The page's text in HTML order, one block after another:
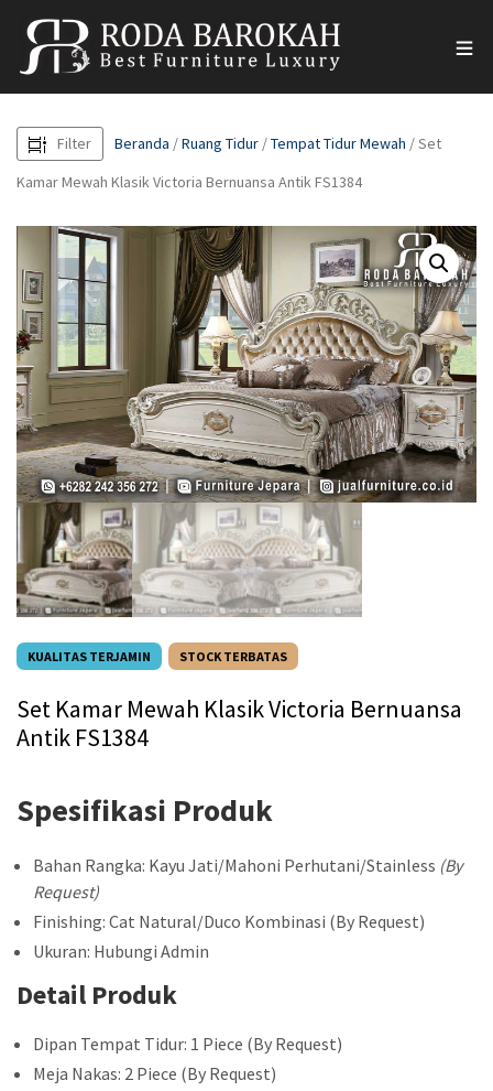
Filter Beranda /Ruang Tidur /Tempat Tidur Mewah / Set
Kamar Mewah Klasik Victoria Bernuansa Antik FS1384
KUALITAS TERJAMIN STOCK TERBATAS
Set Kamar Mewah Klasik Victoria Bernuansa
Antik FS1384
Spesifikasi Produk
Bahan Rangka: Kayu Jati/Mahoni Perhutani/Stainless (By
Request)
Finishing: Cat Natural/Duco Kombinasi (By Request)
Ukuran: Hubungi Admin
Detail Produk
Dipan Tempat Tidur: 1 Piece (By Request)
Meja Nakas: 2 Piece (By Request)